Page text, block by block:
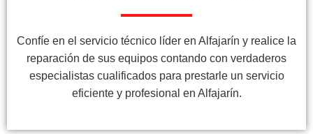
Confíe en el servicio técnico líder en Alfajarín y realice la
reparación de sus equipos contando con verdaderos
especialistas cualificados para prestarle un servicio
eficiente y profesional en Alfajarín.